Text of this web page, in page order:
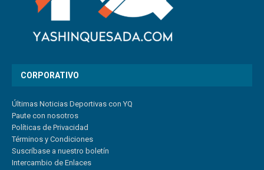
CORPORATIVO
Últimas Noticias Deportivas con YQ
Paute con nosotros
Políticas de Privacidad
Términos y Condiciones
Suscríbase a nuestro boletín
Intercambio de Enlaces